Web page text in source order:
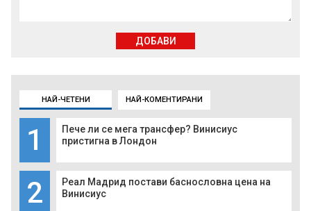
НАЙ-ЧЕТЕНИ НАЙ-КОМЕНТИРАНИ
1
Пече ли се мега трансфер? Винисиус
пристигна в Лондон
2
Реал Мадрид постави баснословна цена на
Винисиус
ДОБАВИ